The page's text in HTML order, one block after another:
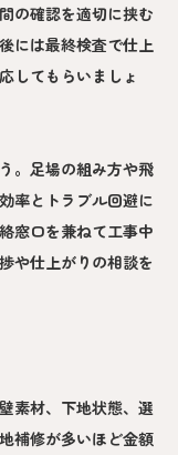
の確認を適切に挟む
には最終検査で仕上
してもらいましょ
。足場の組み方や飛
率とトラブル回避に
窓口を兼ねて工事中
や仕上がりの相談を
素材、下地状態、選
補修が多いほど金額